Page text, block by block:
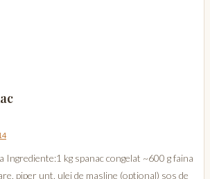
Ingrediente:1 kg spanac congelat ~600 g faina
piper unt, ulei de masline (optional) sos de